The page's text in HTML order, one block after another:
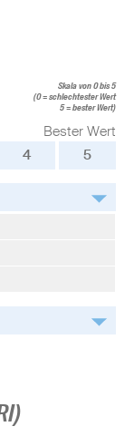
Skala von 0 bis 5
(0 = schlechtester Wert
5 = bester Wert)
Bester Wert
4 5